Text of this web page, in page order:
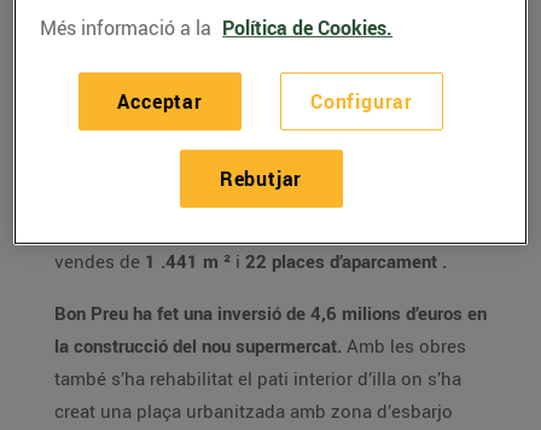
Sant Antoni
Bon Preu ha obert un nou
supermercat Bonpreu al
Comte d’Urgell, 31-33, on hi havia l’antic cinema
vendes de 1 .441 m ² i 22 places d’aparcament .
Bon Preu ha fet una inversió de 4,6 milions d’euros en
la construcció del nou supermercat. Amb les obres
també s’ha rehabilitat el pati interior d’illa on s’ha
creat una plaça urbanitzada amb zona d’esbarjo
Més informació a la Política de Cookies.
Configurar
Rebutjar
Acceptar